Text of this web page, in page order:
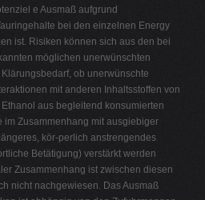
e Ausmaß aufgrund
bei den einzelnen Energy
ist. Risiken können sich aus den bei
möglichen unerwünschten
ob unerwünschte
mit anderen Inhaltsstoffen von
aus begleitend konsumierten
Zusammenhang mit ausgiebiger
kör-perlich anstrengendes
Betätigung) verstärkt werden
Zusammenhang ist zwischen diesen
nicht nachgewiesen. Das Ausmaß